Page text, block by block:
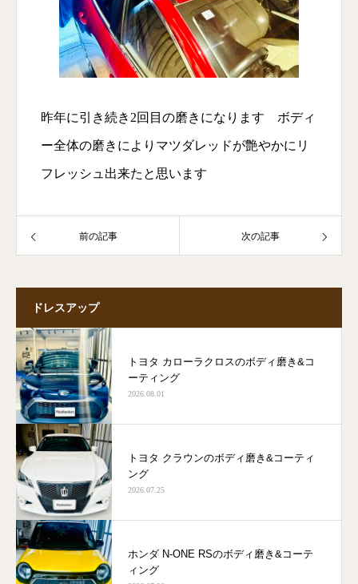
昨年に引き続き2回目の磨きになります ボディ
ー全体の磨きによりマツダレッドが艶やかにリ
フレッシュ出来たと思います
前の記事 次の記事
ドレスアップ
トヨタ カローラクロスのボディ磨き&コ
ーティング
2026.08.01
トヨタ クラウンのボディ磨き&コーティ
ング
2026.07.25
ホンダ N-ONE RSのボディ磨き&コーテ
ィング